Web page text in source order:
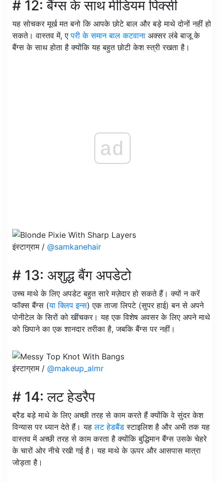
# 12: बैंग्स के साथ मीडियम पिक्सी
यह सोचकर मूर्ख मत बनो कि आपके छोटे बाल और बड़े माथे दोनों नहीं हो
सकते। वास्तव में, एपरी के समान बाल कटवाना अक्सर लंबे बाजू के
बैंग्स के साथ होता है क्योंकि यह बहुत छोटी केश स्त्री रखता है।
ad
इंस्टाग्राम / @samkanehair
# 13: अशुद्ध बैंग अपडेटो
उच्च माथे के लिए अपडेट बहुत सारे मज़ेदार हो सकते हैं। क्यों न करें
फॉक्स बैंग्स (या क्लिप इन्स) एक ताजा लिपटे (सुपर हाई) बन से अपने
पोनीटेल के सिरों को खींचकर। यह एक विशेष अवसर के लिए अपने माथे
को छिपाने का एक शानदार तरीका है, जबकि बैंग्स पर नहीं।
इंस्टाग्राम / @makeup_almr
# 14: लट हेडरैप
ब्रैड बड़े माथे के लिए अच्छी तरह से काम करते हैं क्योंकि वे सुंदर केश
विन्यास पर ध्यान देते हैं। यहलट हेडबैंड स्टाइलिश है और अभी तक यह
वास्तव में अच्छी तरह से काम करता है क्योंकि बुद्धिमान बैंग्स उसके चेहरे
के चारों ओर नीचे रखी गई है। यह माथे के ऊपर और आसपास मात्रा
जोड़ता है।